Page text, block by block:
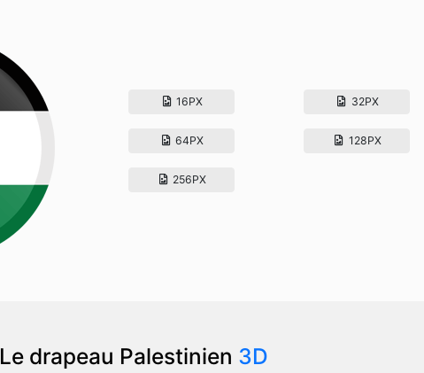
16PX 32PX
64PX 128PX
256PX
Le drapeau Palestinien 3D